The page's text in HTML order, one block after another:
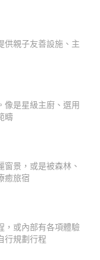
供親子友善設施、主
像是星級主廚、選用
疇
景，或是被森林、
癒旅宿
，或內部有各項體驗
行規劃行程